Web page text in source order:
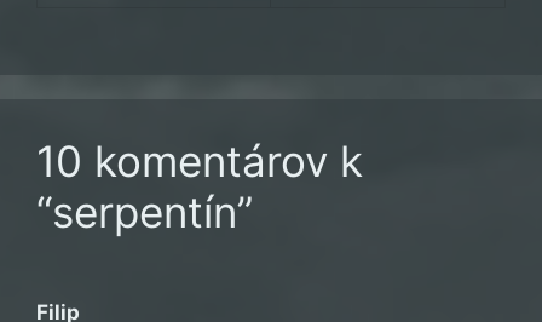
10 komentárov k
“serpentín”
Filip